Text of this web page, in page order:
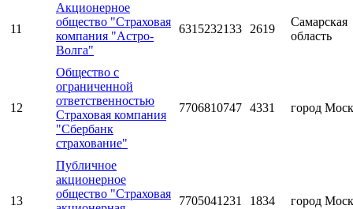
11
Акционерное
общество "Страховая
компания "Астро-
Волга"
6315232133 2619
Самарская
область
12
Общество с
ограниченной
ответственностью
Страховая компания
"Сбербанк
страхование"
7706810747 4331 город
13
Публичное
акционерное
общество "Страховая
7705041231 1834 город